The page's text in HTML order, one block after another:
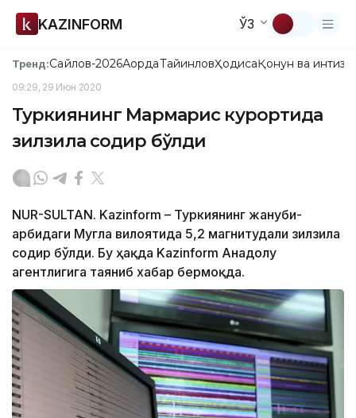
KAZINFORM ЎЗ
Тренд:Сайлов-2026АқордаТайинловҲодисаҚонун ва
09:29, 29 Июн 2020
Туркиянинг Мармарис курортида
зилзила содир бўлди
NUR-SULTAN. Kazinform – Туркиянинг жануби-
ғарбидаги Мугла вилоятида 5,2 магнитудали зилзила
содир бўлди. Бу ҳақда Kazinform Анадолу
агентлигига таяниб хабар бермоқда.